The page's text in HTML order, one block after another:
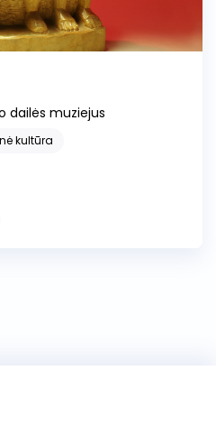
dailės muziejus
kultūra